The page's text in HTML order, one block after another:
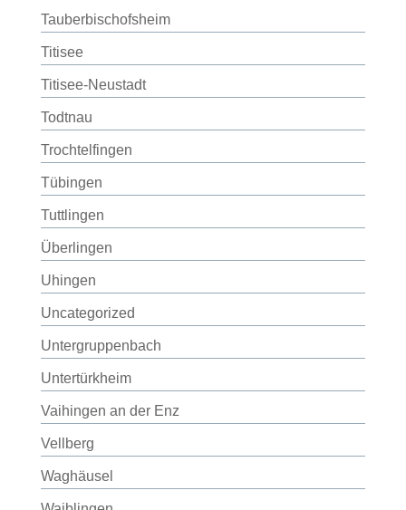
Tauberbischofsheim
Titisee
Titisee-Neustadt
Todtnau
Trochtelfingen
Tübingen
Tuttlingen
Überlingen
Uhingen
Uncategorized
Untergruppenbach
Untertürkheim
Vaihingen an der Enz
Vellberg
Waghäusel